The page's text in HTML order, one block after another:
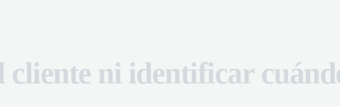
cliente ni identificar
cliente ni identificar